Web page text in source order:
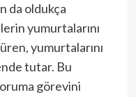
da oldukça
yumurtalarını
yumurtalarını
tutar. Bu
görevini